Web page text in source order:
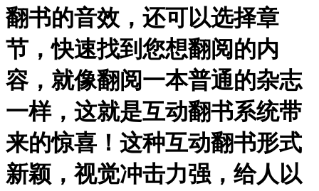
翻书的音效，还可以选择章
节，快速找到您想翻阅的内
容，就像翻阅一本普通的杂志
一样，这就是互动翻书系统带
来的惊喜！这种互动翻书形式
新颖，视觉冲击力强，给人以